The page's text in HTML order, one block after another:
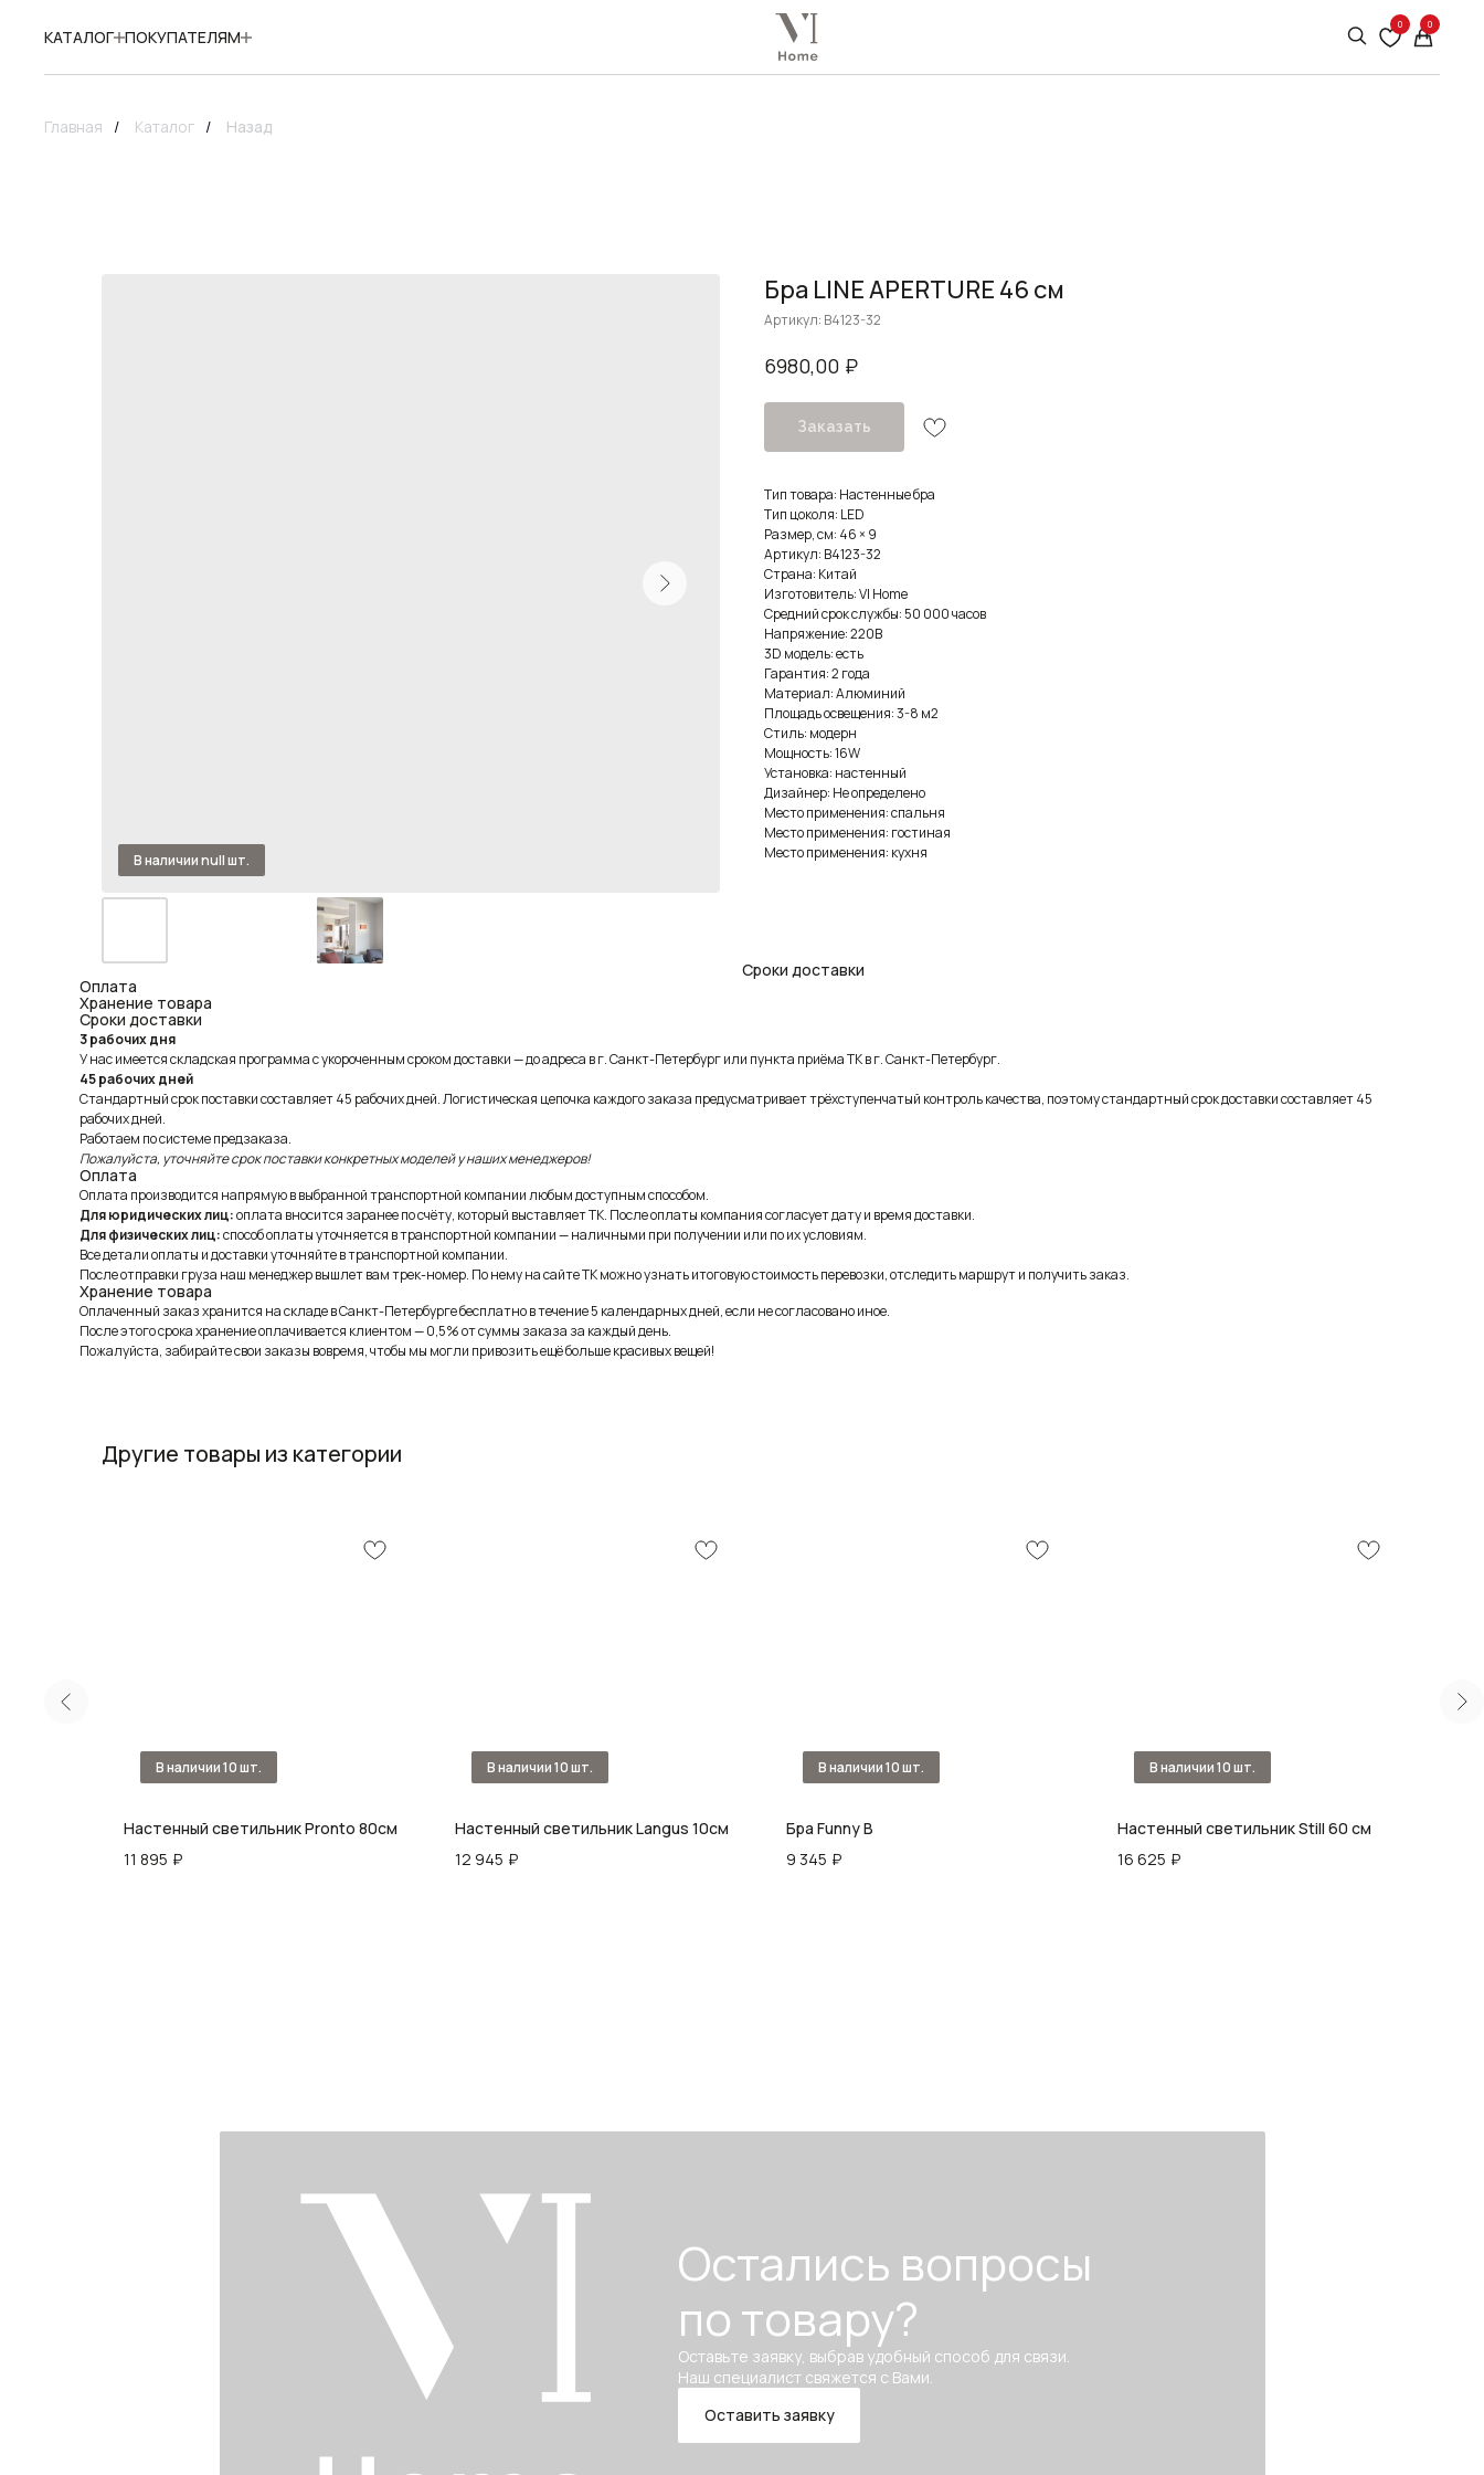
КАТАЛОГ ПОКУПАТЕЛЯМ
0 0
Главная / Каталог / Назад
Бра LINE APERTURE 46 см
Артикул: B4123-32
6980,00 ₽
Заказать
Тип товара: Настенные бра
Тип цоколя: LED
Размер, см: 46 × 9
Артикул: B4123-32
Страна: Китай
Изготовитель: VI Home
Средний срок службы: 50 000 часов
Напряжение: 220В
3D модель: есть
Гарантия: 2 года
Материал: Алюминий
Площадь освещения: 3-8 м2
Стиль: модерн
Мощность: 16W
Установка: настенный
Дизайнер: Не определено
Место применения: спальня
Место применения: гостиная
Место применения: кухня
Сроки доставки
Оплата
Хранение товара
Сроки доставки
3 рабочих дня
У нас имеется складская программа с укороченным сроком доставки — до адреса в г. Санкт-Петербург или пункта приёма ТК в г. Санкт-Петербург.
45 рабочих дней
Стандартный срок поставки составляет 45 рабочих дней. Логистическая цепочка каждого заказа предусматривает трёхступенчатый контроль качества, поэтому стандартный срок доставки составляет 45
рабочих дней.
Работаем по системе предзаказа.
Пожалуйста, уточняйте срок поставки конкретных моделей у наших менеджеров!
Оплата
Оплата производится напрямую в выбранной транспортной компании любым доступным способом.
Для юридических лиц:оплата вносится заранее по счёту, который выставляет ТК. После оплаты компания согласует дату и время доставки.
Для физических лиц:способ оплаты уточняется в транспортной компании — наличными при получении или по их условиям.
Все детали оплаты и доставки уточняйте в транспортной компании.
После отправки груза наш менеджер вышлет вам трек-номер. По нему на сайте ТК можно узнать итоговую стоимость перевозки, отследить маршрут и получить заказ.
Хранение товара
Оплаченный заказ хранится на складе в Санкт-Петербурге бесплатно в течение 5 календарных дней, если не согласовано иное.
После этого срока хранение оплачивается клиентом — 0,5% от суммы заказа за каждый день.
Пожалуйста, забирайте свои заказы вовремя, чтобы мы могли привозить ещё больше красивых вещей!
Другие товары из категории
Настенный светильник Pronto 80см
11 895 ₽
Настенный светильник Langus 10см
12 945 ₽
Бра Funny B
9 345 ₽
Настенный светильник Still 60 см
16 625 ₽
Остались вопросы
по товару?
Оставьте заявку, выбрав удобный способ для связи.
Наш специалист свяжется с Вами.
Оставить заявку